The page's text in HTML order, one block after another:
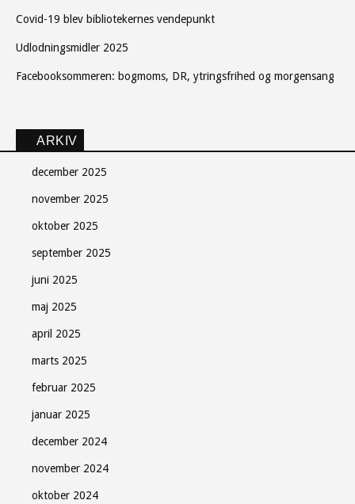
Covid-19 blev bibliotekernes vendepunkt
Udlodningsmidler 2025
Facebooksommeren: bogmoms, DR, ytringsfrihed og morgensang
ARKIV
december 2025
november 2025
oktober 2025
september 2025
juni 2025
maj 2025
april 2025
marts 2025
februar 2025
januar 2025
december 2024
november 2024
oktober 2024